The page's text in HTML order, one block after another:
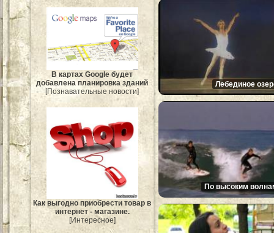
В картах Google будет
добавлена планировка зданий
[Познавательные новости]
Как выгодно приобрести товар в
интернет - магазине.
[Интересное]
Лебединое
По высоким